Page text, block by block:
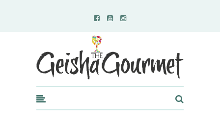
Geisha Gourmet